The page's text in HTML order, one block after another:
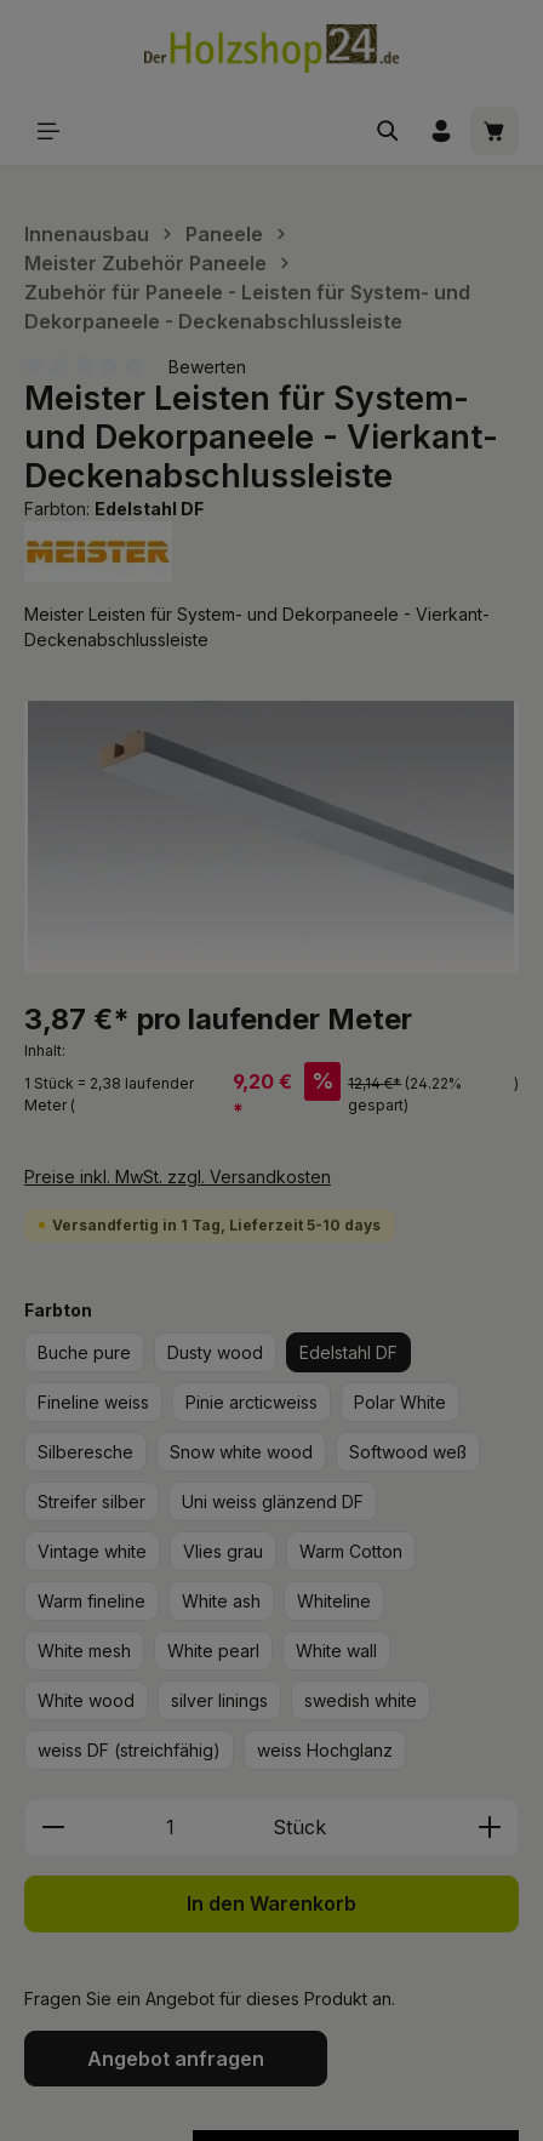
Innenausbau
Paneele
Meister Zubehör Paneele
Zubehör für Paneele - Leisten für System- und
Dekorpaneele - Deckenabschlussleiste
Durchschnittliche Bewertung von 0 von 5 Sternen
Bewerten
Meister Leisten für System-
und Dekorpaneele - Vierkant-
Deckenabschlussleiste
Farbton: Edelstahl DF
Meister Leisten für System- und Dekorpaneele - Vierkant-
Deckenabschlussleiste
3,87 €* pro laufender Meter
Inhalt:
1 Stück = 2,38 laufender
Meter (
9,20 €
*
% 12,14 €* (24.22%
gespart)
)
Preise inkl. MwSt. zzgl. Versandkosten
Versandfertig in 1 Tag, Lieferzeit 5-10 days
Farbton
Buche pure Dusty wood Edelstahl DF
Fineline weiss Pinie arcticweiss Polar White
Silberesche Snow white wood Softwood weß
Streifer silber Uni weiss glänzend DF
Vintage white Vlies grau Warm Cotton
Warm fineline White ash Whiteline
White mesh White pearl White wall
White wood silver linings swedish white
weiss DF (streichfähig) weiss Hochglanz
Produkt Anzahl: Gib den
Stück
In den Warenkorb
Fragen Sie ein Angebot für dieses Produkt an.
Angebot anfragen